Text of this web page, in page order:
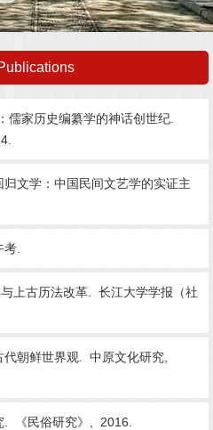
儒家历史编纂学的神话创世纪.
文学：中国民间文艺学的实证主
.
上古历法改革. 长江大学学报（社
朝鲜世界观. 中原文化研究,
. 《民俗研究》, 2016.